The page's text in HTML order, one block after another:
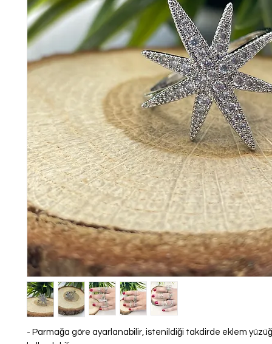
- Parmağa göre ayarlanabilir, istenildiği takdirde eklem